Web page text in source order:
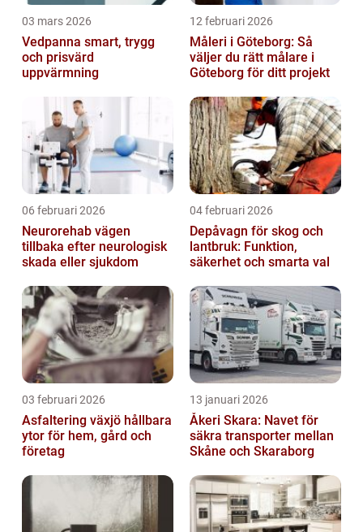
03 mars 2026
Vedpanna smart, trygg
och prisvärd
uppvärmning
12 februari 2026
Måleri i Göteborg: Så
väljer du rätt målare i
Göteborg för ditt projekt
06 februari 2026
Neurorehab vägen
tillbaka efter neurologisk
skada eller sjukdom
04 februari 2026
Depåvagn för skog och
lantbruk: Funktion,
säkerhet och smarta val
03 februari 2026
Asfaltering växjö hållbara
ytor för hem, gård och
företag
13 januari 2026
Åkeri Skara: Navet för
säkra transporter mellan
Skåne och Skaraborg